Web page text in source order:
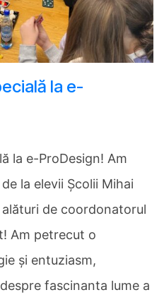
la e-
la e-ProDesign! Am
la elevii Școlii Mihai
de coordonatorul
Am petrecut o
și entuziasm,
fascinanta lume a